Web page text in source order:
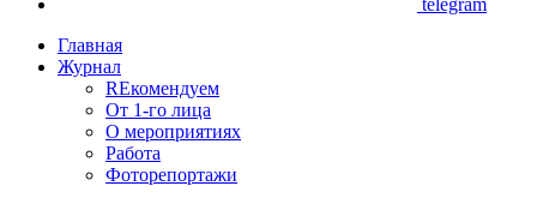
telegram
Главная
Журнал
REкомендуем
От 1-го лица
О мероприятиях
Работа
Фоторепортажи